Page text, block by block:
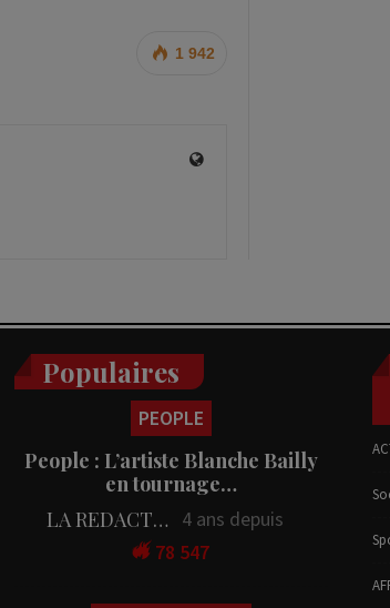
1 942
Populaires
PEOPLE
People : L’artiste Blanche Bailly
en tournage…
LA REDACTION
4 ans depuis
78 547